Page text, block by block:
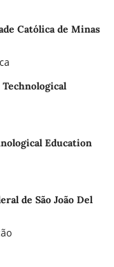
Católica de Minas
Education
de São João Del